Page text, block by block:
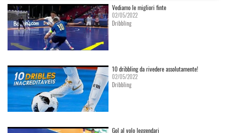
Vediamo le migliori finte
02/05/2022
Dribbling
10 dribbling da rivedere assolutamente!
02/05/2022
Dribbling
Gol al volo leggendari